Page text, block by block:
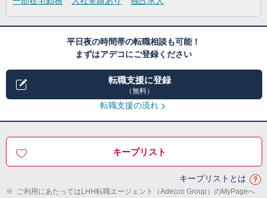
平日夜の時間帯の転職相談も可能！
まずはアデコにご登録ください
転職支援に登録
（無料）
転職支援の流れ
キープリスト
キープリストとは
※ ご利用にあたってはLHH転職エージェント（Adecco Group）のMyPageへ